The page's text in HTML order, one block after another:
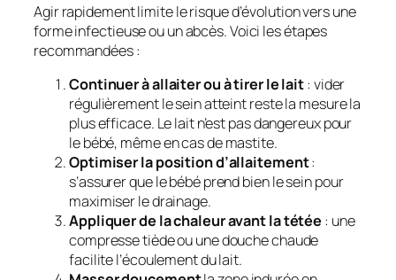
Agir rapidement limite le risque d’évolution vers une
forme infectieuse ou un abcès. Voici les étapes
recommandées :
Continuer à allaiter ou à tirer le lait: vider
régulièrement le sein atteint reste la mesure la
plus efficace. Le lait n’est pas dangereux pour
le bébé, même en cas de mastite.
Optimiser la position d’allaitement:
s’assurer que le bébé prend bien le sein pour
maximiser le drainage.
Appliquer de la chaleur avant la tétée : une
compresse tiède ou une douche chaude
facilite l’écoulement du lait.